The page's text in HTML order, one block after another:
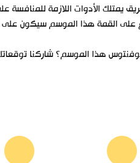
يمتلك الأدوات اللازمة للمنافسة
على القمة هذا الموسم سيكون
يوفنتوس هذا الموسم؟ شاركنا